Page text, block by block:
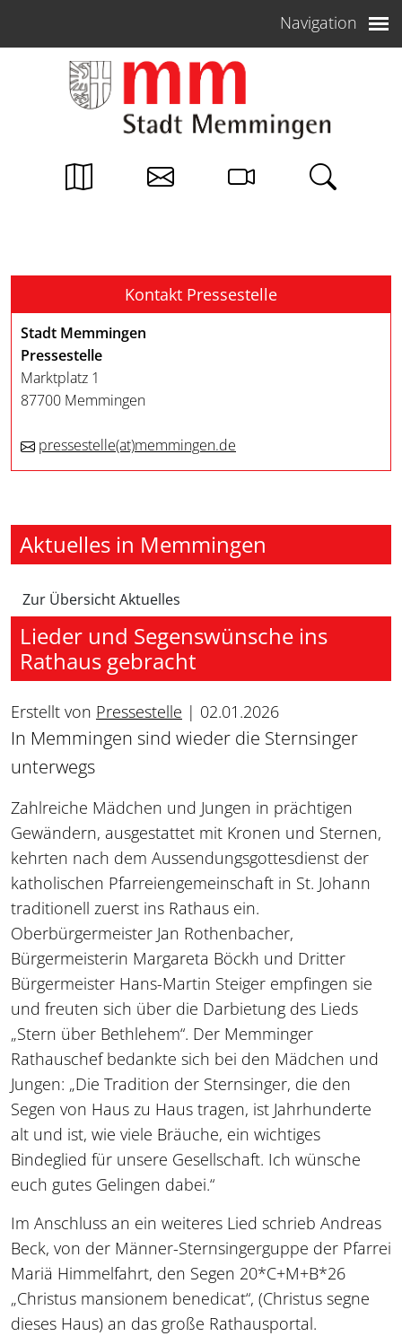
Navigation
Kontakt Pressestelle
Stadt Memmingen
Pressestelle
Marktplatz 1
87700 Memmingen
pressestelle(at)memmingen.de
Aktuelles in Memmingen
Zur Übersicht Aktuelles
Lieder und Segenswünsche ins
Rathaus gebracht
Erstellt von Pressestelle | 02.01.2026
In Memmingen sind wieder die Sternsinger
unterwegs
Zahlreiche Mädchen und Jungen in prächtigen
Gewändern, ausgestattet mit Kronen und Sternen,
kehrten nach dem Aussendungsgottesdienst der
katholischen Pfarreiengemeinschaft in St. Johann
traditionell zuerst ins Rathaus ein.
Oberbürgermeister Jan Rothenbacher,
Bürgermeisterin Margareta Böckh und Dritter
Bürgermeister Hans-Martin Steiger empfingen sie
und freuten sich über die Darbietung des Lieds
„Stern über Bethlehem“. Der Memminger
Rathauschef bedankte sich bei den Mädchen und
Jungen: „Die Tradition der Sternsinger, die den
Segen von Haus zu Haus tragen, ist Jahrhunderte
alt und ist, wie viele Bräuche, ein wichtiges
Bindeglied für unsere Gesellschaft. Ich wünsche
euch gutes Gelingen dabei.“
Im Anschluss an ein weiteres Lied schrieb Andreas
Beck, von der Männer-Sternsingerguppe der Pfarrei
Mariä Himmelfahrt, den Segen 20*C+M+B*26
„Christus mansionem benedicat“, (Christus segne
dieses Haus) an das große Rathausportal.